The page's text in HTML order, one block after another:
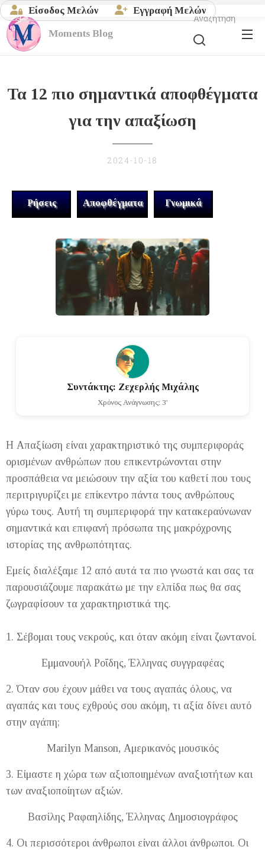
Είσοδος Μελών Εγγραφή Μελών
Moments Blog
Αναζήτηση
Τα 12 πιο σημαντικά αποφθέγματα
για την απαξίωση
2024-10-18
Ρήσεις Αποφθέγματα Γνωμικά
Συντάκτης: Ζεχερλής Μιχάλης
Χρόνος Ανάγνωσης: 3'
Η Απαξίωση είναι χαρακτηριστικό της συμπεριφοράς
ορισμένων ανθρώπων που επικεντρώνονται στην
προσπάθεια να μειώσουν την αξία του καθετί που τους
περιτριγυρίζει με επίκεντρο πάντα τους ανθρώπους
γύρω τους. Αυτή τη συμπεριφορά την κατακεραύνωναν
σημαντικά και επιφανή πρόσωπα της μακρόχρονης
ιστορίας της ανθρωπότητας.
Εμείς διαλέξαμε 12 από αυτά τα πιο γνωστά και σας τα
παρουσιάζουμε παρακάτω με την ελπίδα πως θα σας
ζωγραφίσουν τα χαρακτηριστικά της.
1. Σέβομαι τους νεκρούς, και όταν ακόμη είναι ζωντανοί.
Εμμανουήλ Ροΐδης, Έλληνας συγγραφέας
2. Όταν σου έχουν μάθει να τους αγαπάς όλους, να
αγαπάς και τους εχθρούς σου ακόμη, τι αξία δίνει αυτό
στην αγάπη;
Marilyn Manson, Αμερικανός μουσικός
3. Είμαστε η χώρα των αξιοποιημένων αναξιοτήτων και
των αναξιοποίητων αξιών.
Βασίλης Ραφαηλίδης, Έλληνας Δημοσιογράφος
4. Οι περισσότεροι άνθρωποι είναι άλλοι άνθρωποι. Οι